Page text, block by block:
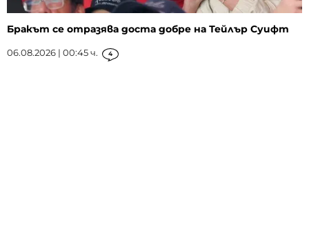
Бракът се отразява доста добре на Тейлър Суифт
06.08.2026 | 00:45 ч. 4